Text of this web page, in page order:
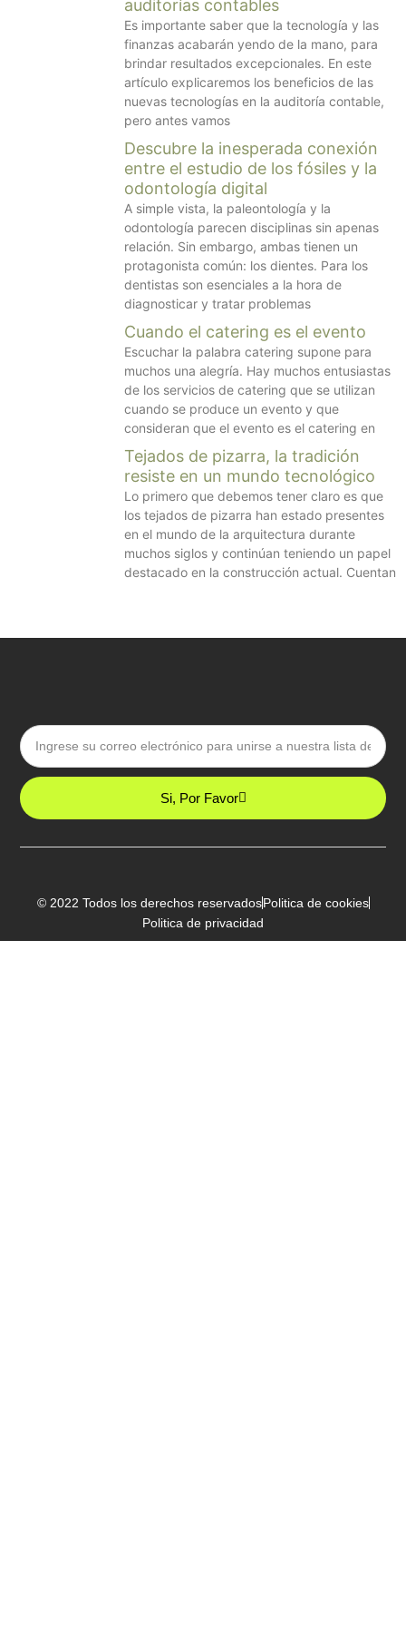
auditorías contables
Es importante saber que la tecnología y las
finanzas acabarán yendo de la mano, para
brindar resultados excepcionales. En este
artículo explicaremos los beneficios de las
nuevas tecnologías en la auditoría contable,
pero antes vamos
Descubre la inesperada conexión
entre el estudio de los fósiles y la
odontología digital
A simple vista, la paleontología y la
odontología parecen disciplinas sin apenas
relación. Sin embargo, ambas tienen un
protagonista común: los dientes. Para los
dentistas son esenciales a la hora de
diagnosticar y tratar problemas
Cuando el catering es el evento
Escuchar la palabra catering supone para
muchos una alegría. Hay muchos entusiastas
de los servicios de catering que se utilizan
cuando se produce un evento y que
consideran que el evento es el catering en
Tejados de pizarra, la tradición
resiste en un mundo tecnológico
Lo primero que debemos tener claro es que
los tejados de pizarra han estado presentes
en el mundo de la arquitectura durante
muchos siglos y continúan teniendo un papel
destacado en la construcción actual. Cuentan
Email
Si, Por Favor
© 2022 Todos los derechos reservadosPolitica de cookies
Politica de privacidad